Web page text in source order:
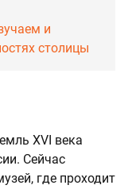
и
столицы
XVI века
Сейчас
где проходит